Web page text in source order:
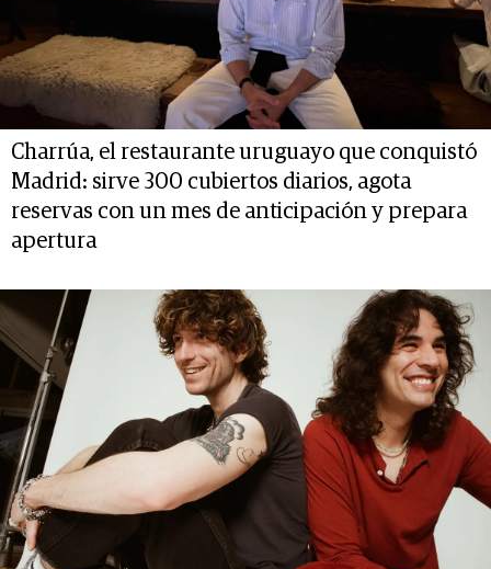
Charrúa, el restaurante uruguayo que conquistó
Madrid: sirve 300 cubiertos diarios, agota
reservas con un mes de anticipación y prepara
apertura